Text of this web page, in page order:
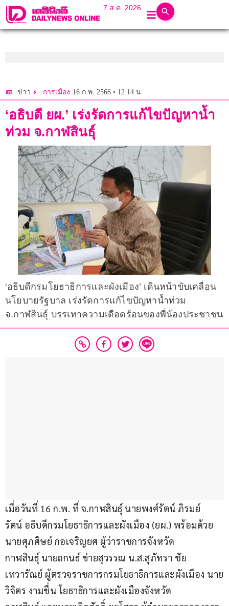
7 ส.ค. 2026
ข่าว การเมือง 16 ก.พ. 2566 • 12:14 น.
‘อธิบดี ยผ.’ เร่งรัดการแก้ไขปัญหาน้ำ
ท่วม จ.กาฬสินธุ์
‘อธิบดีกรมโยธาธิการและผังเมือง’ เดินหน้าขับเคลื่อน
นโยบายรัฐบาล เร่งรัดการแก้ไขปัญหาน้ำท่วม
จ.กาฬสินธุ์ บรรเทาความเดือดร้อนของพี่น้องประชาชน
เมื่อวันที่ 16 ก.พ. ที่ จ.กาฬสินธุ์ นายพงศ์รัตน์ ภิรมย์
รัตน์ อธิบดีกรมโยธาธิการและผังเมือง (ยผ.) พร้อมด้วย
นายศุภศิษย์ กอเจริญยศ ผู้ว่าราชการจังหวัด
กาฬสินธุ์ นายถกนธ์ ข่ายสุวรรณ น.ส.สุภัทรา ชัย
เทวารัณย์ ผู้ตรวจราชการกรมโยธาธิการและผังเมือง นาย
วิจิตร งามชื่น โยธาธิการและผังเมืองจังหวัด